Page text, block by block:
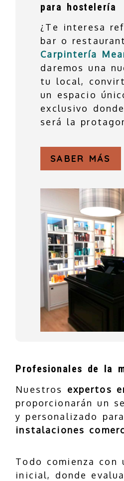
para hostelería
¿Te interesa
bar o
Carpintería
daremos una
tu local,
un espacio
exclusivo
será la
SABER MÁS
Profesionales de la
Nuestros expertos
proporcionarán un
y personalizado
instalaciones
Todo comienza con
inicial, donde